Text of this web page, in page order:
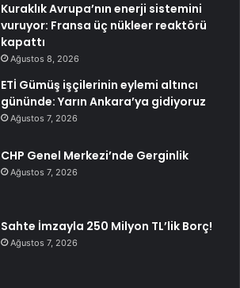
Kuraklık Avrupa’nın enerji sistemini
vuruyor: Fransa üç nükleer reaktörü
kapattı
Ağustos 8, 2026
ETİ Gümüş işçilerinin eylemi altıncı
gününde: Yarın Ankara’ya gidiyoruz
Ağustos 7, 2026
CHP Genel Merkezi’nde Gerginlik
Ağustos 7, 2026
Sahte İmzayla 250 Milyon TL’lik Borç!
Ağustos 7, 2026